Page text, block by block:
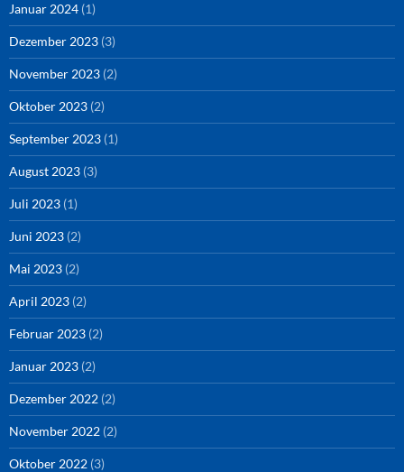
Januar 2024 (1)
Dezember 2023 (3)
November 2023 (2)
Oktober 2023 (2)
September 2023 (1)
August 2023 (3)
Juli 2023 (1)
Juni 2023 (2)
Mai 2023 (2)
April 2023 (2)
Februar 2023 (2)
Januar 2023 (2)
Dezember 2022 (2)
November 2022 (2)
Oktober 2022 (3)